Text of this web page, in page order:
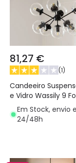
81,27 €
(1)
Candeeiro
e Vidro Wassily 9
Em Stock, envio
24/48h